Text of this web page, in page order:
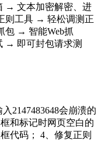
→ 文本加密解密、进
则工具 → 轻松调测正
包 → 智能Web抓
→ 即可封包请求测
2147483648会崩溃的
和标记时网页空白的
代码； 4、修复正则